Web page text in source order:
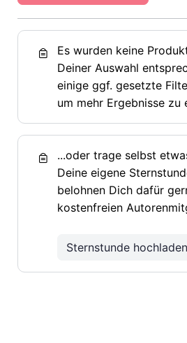
Es wurden keine
Deiner Auswahl
einige ggf. gesetzte
um mehr Ergebnisse zu
...oder trage selbst
Deine eigene
belohnen Dich dafür
kostenfreien
Sternstunde hochladen